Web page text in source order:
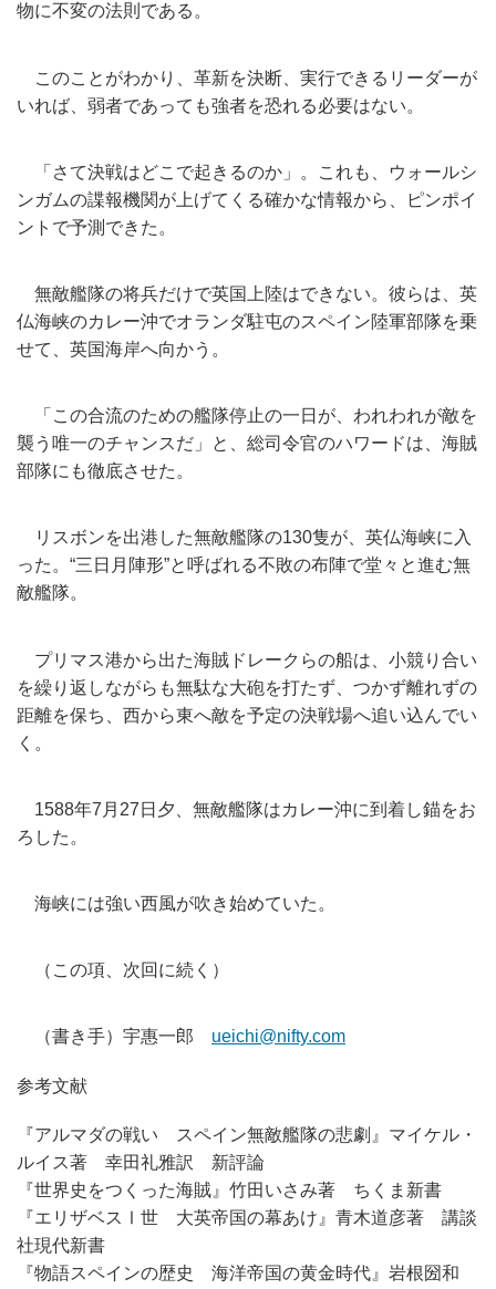
物に不変の法則である。
このことがわかり、革新を決断、実行できるリーダーが
いれば、 弱者であっても強者を恐れる必要はない。
「さて決戦はどこで起きるのか」。これも、
ウォールシ
ンガムの諜報機関が上げてくる確かな情報から、
ピンポイ
ントで予測できた。
無敵艦隊の将兵だけで英国上陸はできない。彼らは、 英
仏海峡のカレー沖でオランダ駐屯のスペイン陸軍部隊を乗
せて、 英国海岸へ向かう。
「この合流のための艦隊停止の一日が、 われわれが敵を
襲う唯一のチャンスだ」と、 総司令官のハワードは、海賊
部隊にも徹底させた。
リスボンを出港した無敵艦隊の130隻が、英仏海峡に入
った。“三日月陣形”と呼ばれる不敗の布陣で堂々と進む無
敵艦隊。
プリマス港から出た海賊ドレークらの船は、 小競り合い
を繰り返しながらも無駄な大砲を打たず、 つかず離れずの
距離を保ち、 西から東へ敵を予定の決戦場へ追い込んでい
く。
1588年7月27日夕、 無敵艦隊はカレー沖に到着し錨をお
ろした。
海峡には強い西風が吹き始めていた。
（この項、次回に続く）
（書き手）宇惠一郎 ueichi@nifty.com
参考文献
『アルマダの戦い スペイン無敵艦隊の悲劇』マイケル・
ルイス著 幸田礼雅訳 新評論
『世界史をつくった海賊』竹田いさみ著 ちくま新書
『エリザベスⅠ世 大英帝国の幕あけ』青木道彦著 講談
社現代新書
『物語スペインの歴史 海洋帝国の黄金時代』岩根圀和